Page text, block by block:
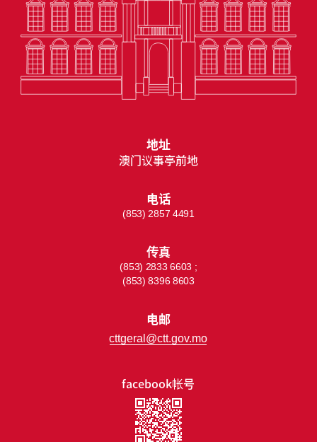
facebook帐号
地址
澳门议事亭前地
电话
(853) 2857 4491
传真
(853) 2833 6603 ;
(853) 8396 8603
电邮
cttgeral@ctt.gov.mo